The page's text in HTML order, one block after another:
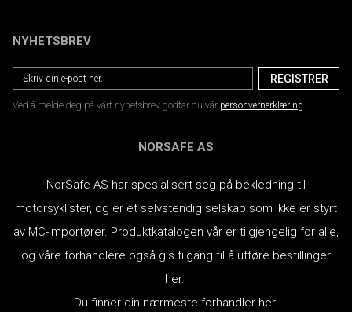
NYHETSBREV
Ved å melde deg på vårt nyhetsbrev godtar du vår personvernerklæring
NORSAFE AS
NorSafe AS har spesialisert seg på bekledning til
motorsyklister, og er et selvstendig selskap som ikke er styrt
av MC-importører. Produktkatalogen vår er tilgjengelig for alle,
og våre forhandlere også gis tilgang til å utføre bestillinger
her.
Du finner din nærmeste forhandler her.